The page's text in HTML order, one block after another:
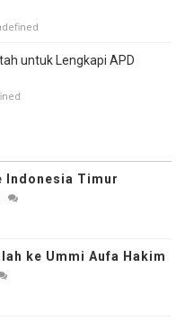
untuk Lengkapi APD
Indonesia Timur
ke Ummi Aufa Hakim